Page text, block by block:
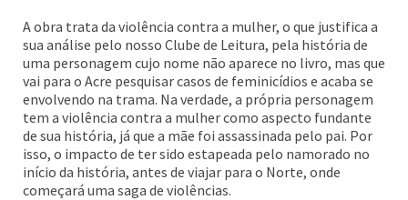
A obra trata da violência contra a mulher, o que justifica a
sua análise pelo nosso Clube de Leitura, pela história de
uma personagem cujo nome não aparece no livro, mas que
vai para o Acre pesquisar casos de feminicídios e acaba se
envolvendo na trama. Na verdade, a própria personagem
tem a violência contra a mulher como aspecto fundante
de sua história, já que a mãe foi assassinada pelo pai. Por
isso, o impacto de ter sido estapeada pelo namorado no
início da história, antes de viajar para o Norte, onde
começará uma saga de violências.